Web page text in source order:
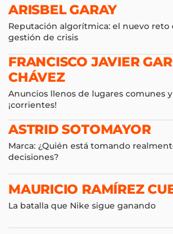
ARISBEL GARAY
Reputación algorítmica: el nuevo reto
gestión de crisis
FRANCISCO JAVIER
CHÁVEZ
Anuncios llenos de lugares comunes y
¡corrientes!
ASTRID SOTOMAYOR
Marca: ¿Quién está tomando
decisiones?
MAURICIO RAMÍREZ
La batalla que Nike sigue ganando